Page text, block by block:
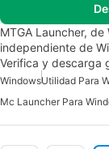
MTGA Launcher,
independiente de
Verifica y descarga
WindowsUtilidad Para
Mc Launcher Para